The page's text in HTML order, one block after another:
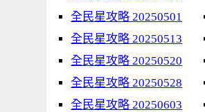
全民星攻略 20250501
全民星攻略 20250513
全民星攻略 20250520
全民星攻略 20250528
全民星攻略 20250603